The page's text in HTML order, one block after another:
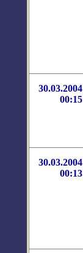
30.03.2004
00:15
30.03.2004
00:13